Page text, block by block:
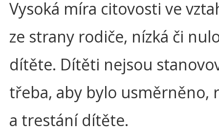
Vysoká míra citovosti ve
ze strany rodiče, nízká či
dítěte. Dítěti nejsou
třeba, aby bylo usměrněno,
a trestání dítěte.